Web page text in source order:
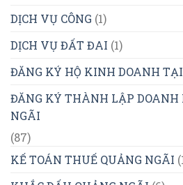
DỊCH VỤ CÔNG (1)
DỊCH VỤ ĐẤT ĐAI (1)
ĐĂNG KÝ HỘ KINH DOANH
ĐĂNG KÝ THÀNH LẬP DOANH
NGÃI
(87)
KẾ TOÁN THUẾ QUẢNG NGÃI